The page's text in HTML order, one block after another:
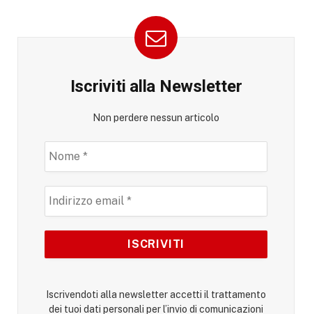
Iscriviti alla Newsletter
Non perdere nessun articolo
Iscrivendoti alla newsletter accetti il trattamento
dei tuoi dati personali per l’invio di comunicazioni